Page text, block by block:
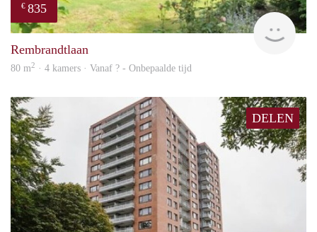
€ 835
rent
Rembrandtlaan
80 m2 · 4 kamers · Vanaf ? - Onbepaalde tijd
DELEN